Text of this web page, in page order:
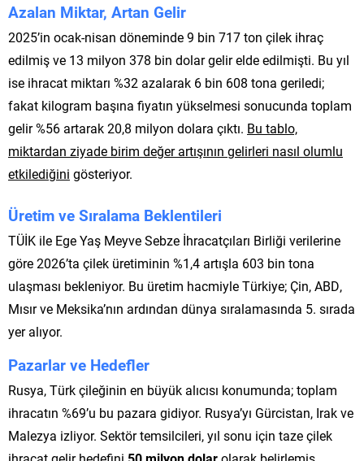
Azalan Miktar, Artan Gelir
2025’in ocak-nisan döneminde 9 bin 717 ton çilek ihraç
edilmiş ve 13 milyon 378 bin dolar gelir elde edilmişti. Bu yıl
ise ihracat miktarı %32 azalarak 6 bin 608 tona geriledi;
fakat kilogram başına fiyatın yükselmesi sonucunda toplam
gelir %56 artarak 20,8 milyon dolara çıktı. Bu tablo,
miktardan ziyade birim değer artışının gelirleri nasıl olumlu
etkilediğini gösteriyor.
Üretim ve Sıralama Beklentileri
TÜİK ile Ege Yaş Meyve Sebze İhracatçıları Birliği verilerine
göre 2026’ta çilek üretiminin %1,4 artışla 603 bin tona
ulaşması bekleniyor. Bu üretim hacmiyle Türkiye; Çin, ABD,
Mısır ve Meksika’nın ardından dünya sıralamasında 5. sırada
yer alıyor.
Pazarlar ve Hedefler
Rusya, Türk çileğinin en büyük alıcısı konumunda; toplam
ihracatın %69’u bu pazara gidiyor. Rusya’yı Gürcistan, Irak ve
Malezya izliyor. Sektör temsilcileri, yıl sonu için taze çilek